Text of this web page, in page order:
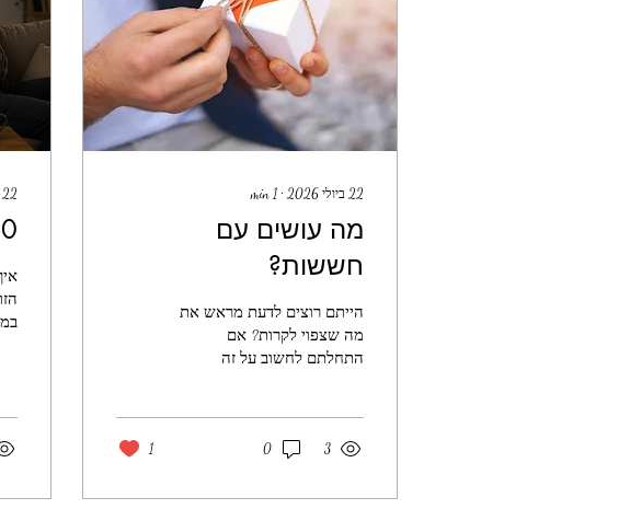
22 ביולי 2026 ∙
1
min
מה עושים עם
חששות?
הייתם רוצים לדעת מראש את
מה שצפוי לקרות? אם
התחלתם לחשוב על זה
- מצד אחד החשש של רובנו
החשש מוודאות שלא ניתנת
3
0
1
22 ביולי 2026